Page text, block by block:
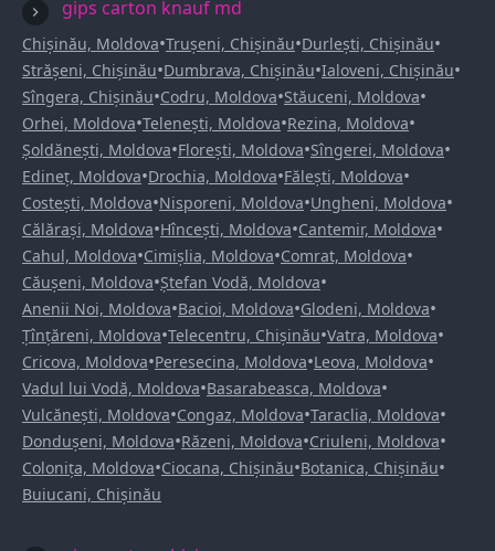
gips carton knauf md
Chișinău, Moldova•Trușeni, Chișinău•Durlești, Chișinău•
Strășeni, Chișinău•Dumbrava, Chișinău•Ialoveni, Chișinău•
Sîngera, Chișinău•Codru, Moldova•Stăuceni, Moldova•
Orhei, Moldova•Telenești, Moldova•Rezina, Moldova•
Șoldănești, Moldova•Florești, Moldova•Sîngerei, Moldova•
Edineț, Moldova•Drochia, Moldova•Fălești, Moldova•
Costești, Moldova•Nisporeni, Moldova•Ungheni, Moldova•
Călărași, Moldova•Hîncești, Moldova•Cantemir, Moldova•
Cahul, Moldova•Cimișlia, Moldova•Comrat, Moldova•
Căușeni, Moldova•Ștefan Vodă, Moldova•
Anenii Noi, Moldova•Bacioi, Moldova•Glodeni, Moldova•
Țînțăreni, Moldova•Telecentru, Chișinău•Vatra, Moldova•
Cricova, Moldova•Peresecina, Moldova•Leova, Moldova•
Vadul lui Vodă, Moldova•Basarabeasca, Moldova•
Vulcănești, Moldova•Congaz, Moldova•Taraclia, Moldova•
Dondușeni, Moldova•Răzeni, Moldova•Criuleni, Moldova•
Colonița, Moldova•Ciocana, Chișinău•Botanica, Chișinău•
Buiucani, Chișinău